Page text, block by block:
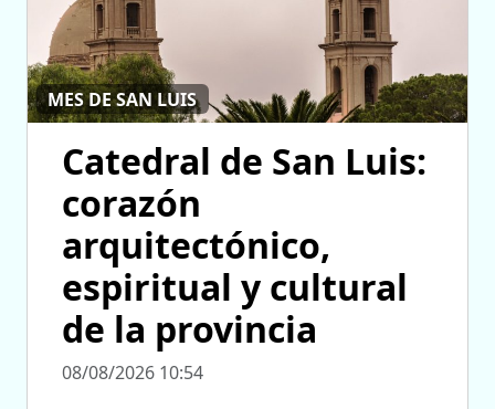
MES DE SAN LUIS
Catedral de San Luis:
corazón
arquitectónico,
espiritual y cultural
de la provincia
08/08/2026 10:54